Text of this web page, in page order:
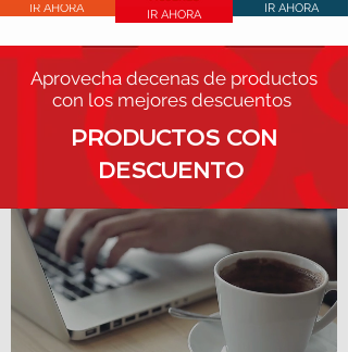
IR AHORA
IR AHORA IR AHORA
Aprovecha decenas de productos
con los mejores descuentos
PRODUCTOS CON
DESCUENTO